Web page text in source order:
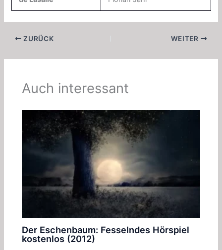
ZURÜCK WEITER
Auch interessant
Der Eschenbaum: Fesselndes Hörspiel
kostenlos (2012)